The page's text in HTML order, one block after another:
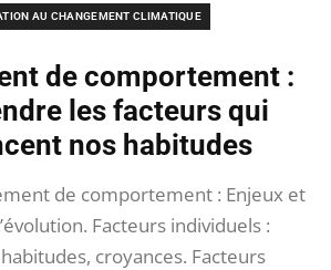
AU CHANGEMENT CLIMATIQUE
de comportement :
les facteurs qui
nos habitudes
de comportement : Enjeux et
Facteurs individuels :
croyances. Facteurs